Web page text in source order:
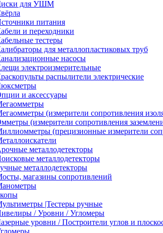
для УШМ
питания
и переходники
тестеры
для металлопластиковых труб
насосы
электроизмерительные
распылители электрические
и аксессуары
(измерители сопротивления
(измерители сопротивления
(прецизионные измерители
металлодетекторы
металлодетекторы
металлодетекторы
магазины сопротивлений
|Тестеры ручные
/ Уровни / Угломеры
уровни / Построители углов и